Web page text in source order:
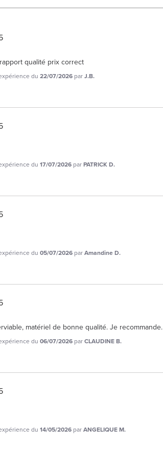
qualité prix correct
du 22/07/2026 parJ.B.
du 17/07/2026 parPATRICK D.
du 05/07/2026 parAmandine D.
matériel de bonne qualité. Je recommande.
du 06/07/2026 parCLAUDINE B.
du 14/05/2026 parANGELIQUE M.